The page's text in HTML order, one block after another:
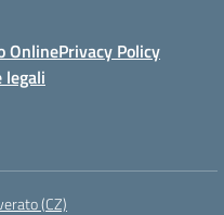
OnlinePrivacy Policy
legali
(CZ)